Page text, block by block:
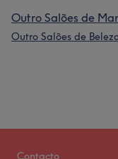
Outro Salões de
Outro Salões de
Contacto